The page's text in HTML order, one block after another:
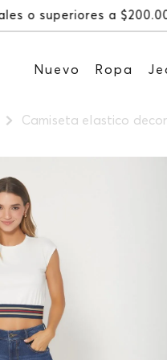
Nuevo Ropa
Camiseta elastico